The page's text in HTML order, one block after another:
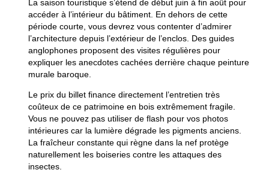
La saison touristique s’étend de début juin à fin aoûtpour
accéder à l’intérieur du bâtiment. En dehors de cette
période courte, vous devrez vous contenter d’admirer
l’architecture depuis l’extérieur de l’enclos. Des guides
anglophones proposent des visites régulières pour
expliquer les anecdotes cachées derrière chaque peinture
murale baroque.
Le prix du billet finance directement l’entretien très
coûteux de ce patrimoine en bois extrêmement fragile.
Vous ne pouvez pas utiliser de flash pour vos photos
intérieures car la lumière dégrade les pigments anciens.
La fraîcheur constante qui règne dans la nef protège
naturellement les boiseries contre les attaques des
insectes.